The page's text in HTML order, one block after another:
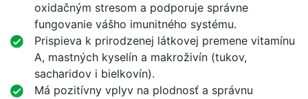
oxidačným stresom a podporuje správne
fungovanie vášho imunitného systému.
Prispieva k prirodzenej látkovej premene vitamínu
A, mastných kyselín a makroživín (tukov,
sacharidov i bielkovín).
Má pozitívny vplyv na plodnosť a správnu